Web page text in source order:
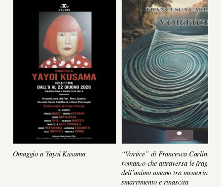
Omaggio a Yayoi Kusama
“Vortice” di Francesca Carlini, un
romanzo che attraversa le fragilità
dell’animo umano tra memoria,
smarrimento e rinascita